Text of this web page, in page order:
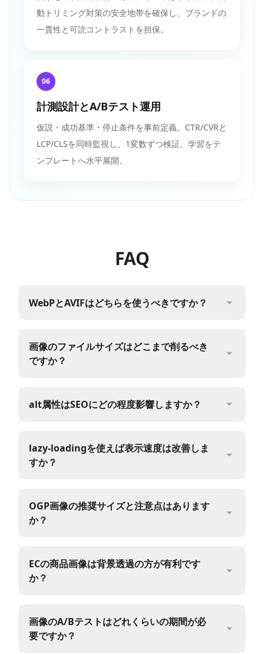
動トリミング対策の安全地帯を確保し、ブランドの
一貫性と可読コントラストを担保。
06
計測設計とA/Bテスト運用
仮説・成功基準・停止条件を事前定義。CTR/CVRと
LCP/CLSを同時監視し、1変数ずつ検証。学習をテ
ンプレートへ水平展開。
FAQ
WebPとAVIFはどちらを使うべきですか？
画像のファイルサイズはどこまで削るべき
ですか？
alt属性はSEOにどの程度影響しますか？
lazy-loadingを使えば表示速度は改善しま
すか？
OGP画像の推奨サイズと注意点はあります
か？
ECの商品画像は背景透過の方が有利です
か？
画像のA/Bテストはどれくらいの期間が必
要ですか？